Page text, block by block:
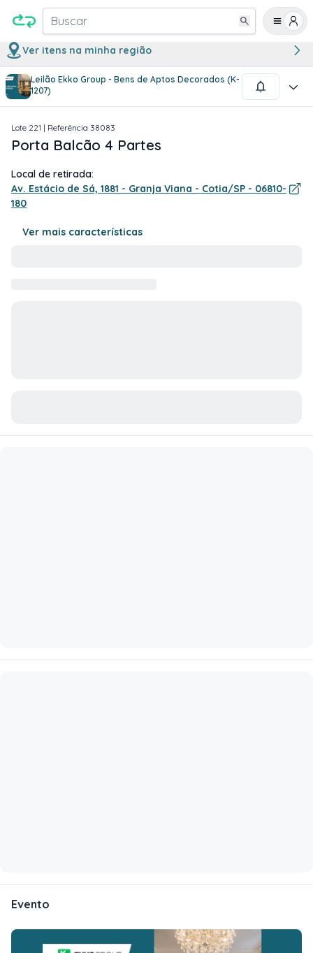
Buscar
Ver itens na minha região
Leilão Ekko Group - Bens de Aptos Decorados (K-
1207)
1/3
Lote 221 | Referência 38083
Porta Balcão 4 Partes
Local de retirada:
Av. Estácio de Sá, 1881 - Granja Viana - Cotia/SP - 06810-
180
Ver mais características
Evento